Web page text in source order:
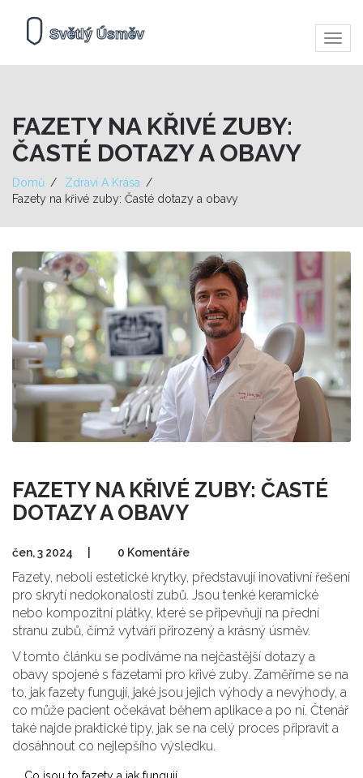
FAZETY NA KŘIVÉ ZUBY:
ČASTÉ DOTAZY A OBAVY
Domů
Zdraví A Krása
Fazety na křivé zuby: Časté dotazy a obavy
FAZETY NA KŘIVÉ ZUBY: ČASTÉ
DOTAZY A OBAVY
čen, 3 2024 0 Komentáře
Fazety, neboli estetické krytky, představují inovativní řešení
pro skrytí nedokonalostí zubů. Jsou tenké keramické
nebo kompozitní plátky, které se připevňují na přední
stranu zubů, čímž vytváří přirozený a krásný úsměv.
V tomto článku se podíváme na nejčastější dotazy a
obavy spojené s fazetami pro křivé zuby. Zaměříme se na
to, jak fazety fungují, jaké jsou jejich výhody a nevýhody, a
co může pacient očekávat během aplikace a po ní. Čtenář
také najde praktické tipy, jak se na celý proces připravit a
dosáhnout co nejlepšího výsledku.